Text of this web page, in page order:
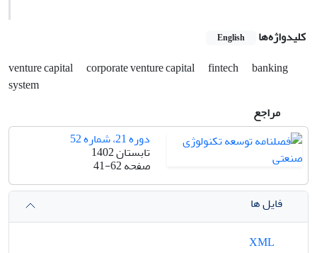
کلیدواژه‌ها English
venture capital corporate venture capital fintech
banking
system
مراجع
دوره 21، شماره 52
تابستان 1402
صفحه41-62
فایل ها